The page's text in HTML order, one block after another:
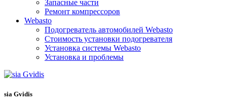
Запасные части
Ремонт компрессоров
Webasto
Подогреватель автомобилей Webasto
Стоимость установки подогревателя
Установка системы Webasto
Установка и проблемы
sia Gvidis